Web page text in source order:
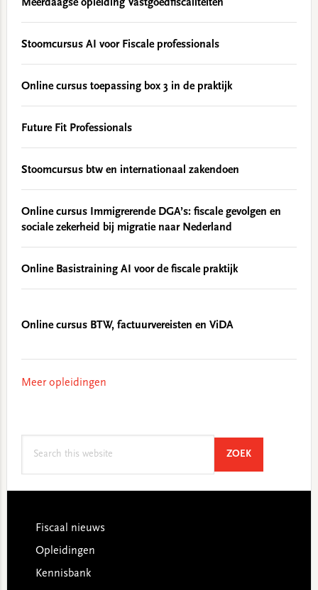
Meerdaagse opleiding Vastgoedfiscaliteiten
Stoomcursus AI voor Fiscale professionals
Online cursus toepassing box 3 in de praktijk
Future Fit Professionals
Stoomcursus btw en internationaal zakendoen
Online cursus Immigrerende DGA’s: fiscale gevolgen en
sociale zekerheid bij migratie naar Nederland
Online Basistraining AI voor de fiscale praktijk
Online cursus BTW, factuurvereisten en ViDA
Meer opleidingen
ZOEKSEARCH
Footer
Fiscaal nieuws
Opleidingen
Kennisbank